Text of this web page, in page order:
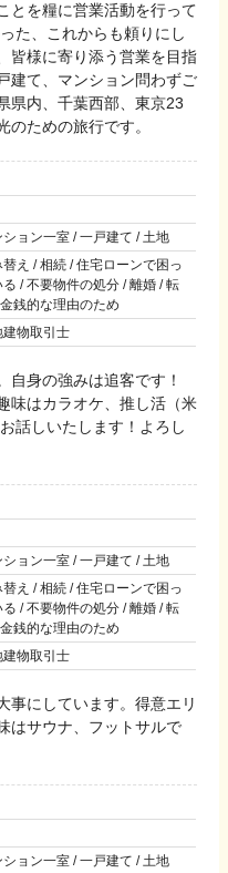
とを糧に営業活動を行って
た、これからも頼りにし
皆様に寄り添う営業を目指
建て、マンション問わずご
県内、千葉西部、東京23
のための旅行です。
ション一室 / 一戸建て / 土地
替え / 相続 / 住宅ローンで困っ
る / 不要物件の処分 / 離婚 / 転
銭的な理由のため
建物取引士
自身の強みは追客です！
味はカラオケ、推し活（米
話しいたします！よろし
ション一室 / 一戸建て / 土地
替え / 相続 / 住宅ローンで困っ
る / 不要物件の処分 / 離婚 / 転
銭的な理由のため
建物取引士
事にしています。得意エリ
はサウナ、フットサルで
ション一室 / 一戸建て / 土地